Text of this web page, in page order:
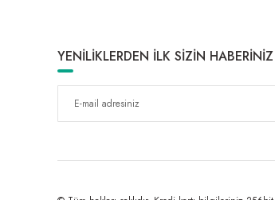
YENİLİKLERDEN İLK SİZİN